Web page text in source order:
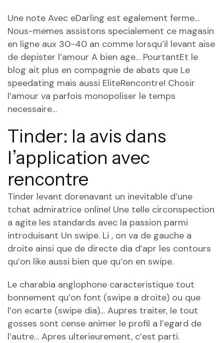
Une note Avec eDarling est egalement ferme…
Nous-memes assistons specialement ce magasin
en ligne aux 30-40 an comme lorsqu’il levant aise
de depister l’amour A bien age… PourtantEt le
blog ait plus en compagnie de abats que Le
speedating mais aussi EliteRencontre! Chosir
l’amour va parfois monopoliser le temps
necessaire…
Tinder: la avis dans
l’application avec
rencontre
Tinder levant dorenavant un inevitable d’une
tchat admiratrice online! Une telle circonspection
a agite les standards avec la passion parmi
introduisant Un swipe. Li , on va de gauche a
droite ainsi que de directe dia d’apr les contours
qu’on like aussi bien que qu’on en swipe.
Le charabia anglophone caracteristique tout
bonnement qu’on font (swipe a droite) ou que
l’on ecarte (swipe dia)… Aupres traiter, le tout
gosses sont cense animer le profil a l’egard de
l’autre… Apres ulterieurement, c’est parti.